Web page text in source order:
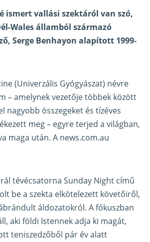
ismert vallási szektáról van szó,
Wales államból származó
Serge Benhayon alapított 1999-
(Univerzális Gyógyászat) névre
– amelynek vezetője többek között
nagyobb összegeket és tízéves
meg – egyre terjed a világban,
maga után. A news.com.au
tévécsatorna Sunday Night című
be a szekta elkötelezett követőiről,
áldozatokról. A fókuszban
aki földi Istennek adja ki magát,
teniszedzőből pár év alatt